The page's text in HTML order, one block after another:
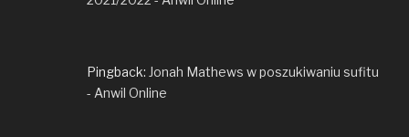
Pingback: Jonah Mathews w poszukiwaniu sufitu
- Anwil Online